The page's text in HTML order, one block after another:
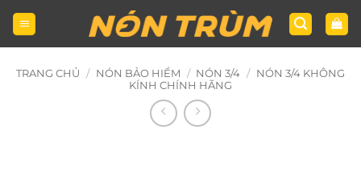
Bỏ
qua
nội
dungTRANG CHỦ / NÓN BẢO HIỂM / NÓN 3/4 / NÓN 3/4 KHÔNG
KÍNH CHÍNH HÃNG